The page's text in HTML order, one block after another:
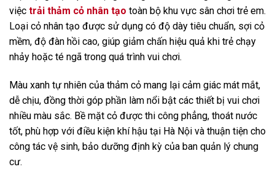
việc trải thảm cỏ nhân tạo toàn bộ khu vực sân chơi trẻ em.
Loại cỏ nhân tạo được sử dụng có độ dày tiêu chuẩn, sợi cỏ
mềm, độ đàn hồi cao, giúp giảm chấn hiệu quả khi trẻ chạy
nhảy hoặc té ngã trong quá trình vui chơi.
Màu xanh tự nhiên của thảm cỏ mang lại cảm giác mát mắt,
dễ chịu, đồng thời góp phần làm nổi bật các thiết bị vui chơi
nhiều màu sắc. Bề mặt cỏ được thi công phẳng, thoát nước
tốt, phù hợp với điều kiện khí hậu tại Hà Nội và thuận tiện cho
công tác vệ sinh, bảo dưỡng định kỳ của ban quản lý chung
cư.